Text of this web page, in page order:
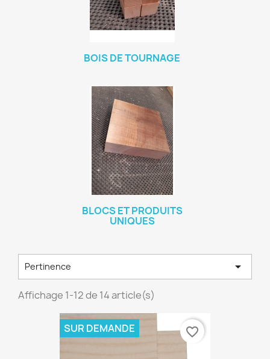
BOIS DE TOURNAGE
BLOCS ET PRODUITS
UNIQUES
Pertinence 
Affichage 1-12 de 14 article(s)
SUR DEMANDE favorite_border